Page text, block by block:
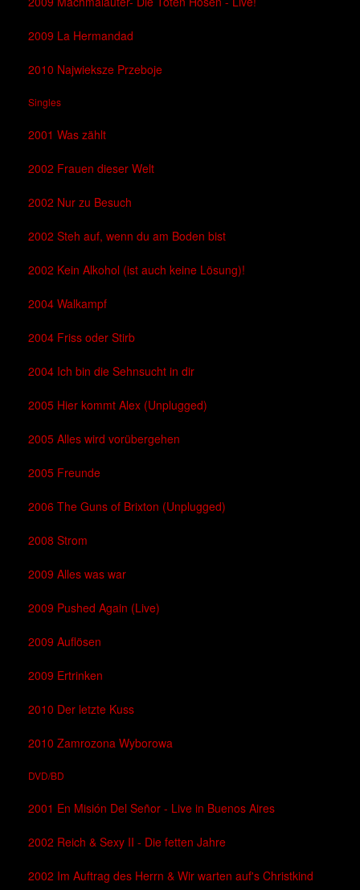
2009 La Hermandad
2010 Najwieksze Przeboje
Singles
2001 Was zählt
2002 Frauen dieser Welt
2002 Nur zu Besuch
2002 Steh auf, wenn du am Boden bist
2002 Kein Alkohol (ist auch keine Lösung)!
2004 Walkampf
2004 Friss oder Stirb
2004 Ich bin die Sehnsucht in dir
2005 Hier kommt Alex (Unplugged)
2005 Alles wird vorübergehen
2005 Freunde
2006 The Guns of Brixton (Unplugged)
2008 Strom
2009 Alles was war
2009 Pushed Again (Live)
2009 Auflösen
2009 Ertrinken
2010 Der letzte Kuss
2010 Zamrozona Wyborowa
DVD/BD
2001 En Misión Del Señor - Live in Buenos Aires
2002 Reich & Sexy II - Die fetten Jahre
2002 Im Auftrag des Herrn & Wir warten auf's Christkind